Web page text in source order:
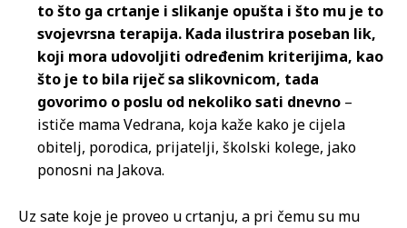
to što ga crtanje i slikanje opušta i što mu je to
svojevrsna terapija. Kada ilustrira poseban lik,
koji mora udovoljiti određenim kriterijima, kao
što je to bila riječ sa slikovnicom, tada
govorimo o poslu od nekoliko sati dnevno –
ističe mama Vedrana, koja kaže kako je cijela
obitelj, porodica, prijatelji, školski kolege, jako
ponosni na Jakova.
Uz sate koje je proveo u crtanju, a pri čemu su mu